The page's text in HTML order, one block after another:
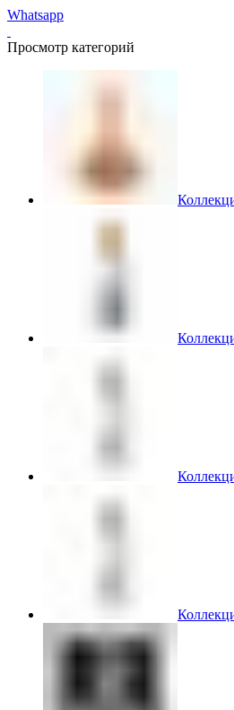
Whatsapp
Просмотр категорий